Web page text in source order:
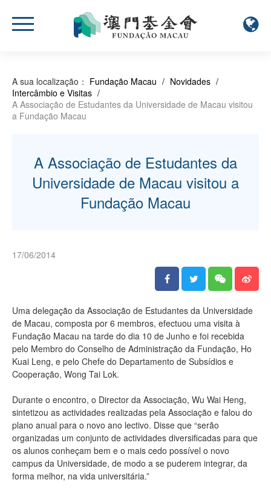
A sua localização： Fundação Macau / Novidades /
Intercâmbio e Visitas /
A Associação de Estudantes da Universidade de Macau visitou
a Fundação Macau
A Associação de Estudantes da
Universidade de Macau visitou a
Fundação Macau
17/06/2014
Uma delegação da Associação de Estudantes da Universidade
de Macau, composta por 6 membros, efectuou uma visita à
Fundação Macau na tarde do dia 10 de Junho e foi recebida
pelo Membro do Conselho de Administração da Fundação, Ho
Kuai Leng, e pelo Chefe do Departamento de Subsídios e
Cooperação, Wong Tai Lok.
Durante o encontro, o Director da Associação, Wu Wai Heng,
sintetizou as actividades realizadas pela Associação e falou do
plano anual para o novo ano lectivo. Disse que “serão
organizadas um conjunto de actividades diversificadas para que
os alunos conheçam bem e o mais cedo possível o novo
campus da Universidade, de modo a se puderem integrar, da
forma melhor, na vida universitária.”